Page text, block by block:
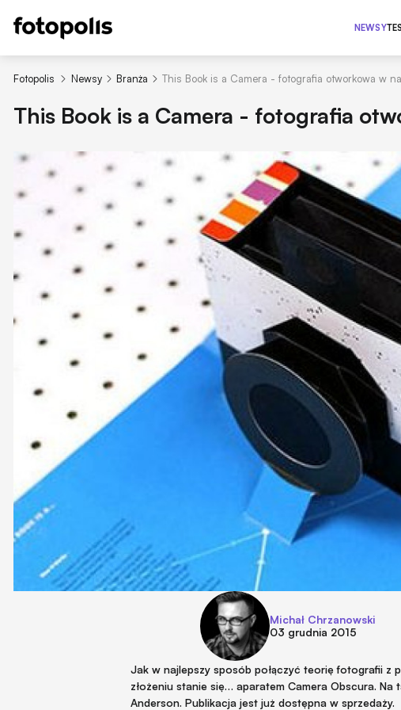
NEWSY
Fotopolis Newsy Branża This Book is a Camera - fotografia otworkowa w
This Book is a Camera - fotografia
Michał Chrzanowski
03 grudnia 2015
Jak w najlepszy sposób połączyć teorię fotografii z
złożeniu stanie się… aparatem Camera Obscura. Na
Anderson. Publikacja jest już dostępna w sprzedaży.